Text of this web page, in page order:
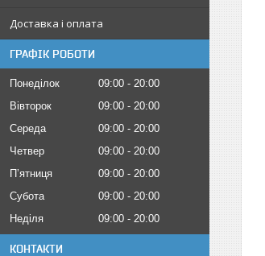
Доставка і оплата
ГРАФІК РОБОТИ
Понеділок 09:00
20:00
Вівторок
09:00
20:00
Середа
09:00
20:00
Четвер
09:00
20:00
Пʼятниця
09:00
20:00
Субота
09:00
20:00
Неділя
09:00 20:00
КОНТАКТИ